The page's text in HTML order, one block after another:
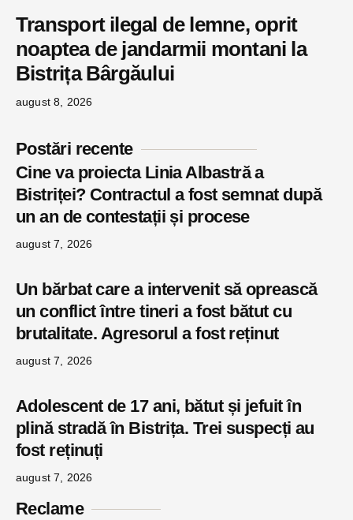
Transport ilegal de lemne, oprit
noaptea de jandarmii montani la
Bistrița Bârgăului
august 8, 2026
Postări recente
Cine va proiecta Linia Albastră a
Bistriței? Contractul a fost semnat după
un an de contestații și procese
august 7, 2026
Un bărbat care a intervenit să oprească
un conflict între tineri a fost bătut cu
brutalitate. Agresorul a fost reținut
august 7, 2026
Adolescent de 17 ani, bătut și jefuit în
plină stradă în Bistrița. Trei suspecți au
fost reținuți
august 7, 2026
Reclame